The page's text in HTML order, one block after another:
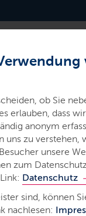
ob Sie
erlauben, dass
anonym
uns zu verstehen,
unsere
zum
Datenschutz
sind, können
nachlesen:
und